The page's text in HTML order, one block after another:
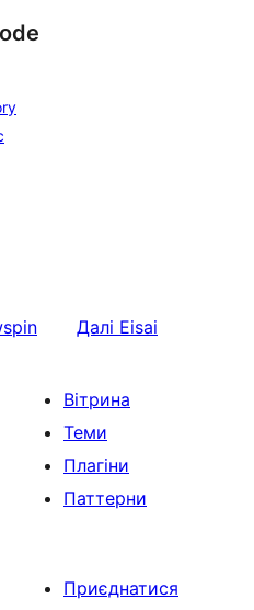
Далі Eisai
Вітрина
Теми
Плагіни
Паттерни
Приєднатися